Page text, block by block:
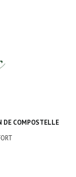
DE COMPOSTELLE